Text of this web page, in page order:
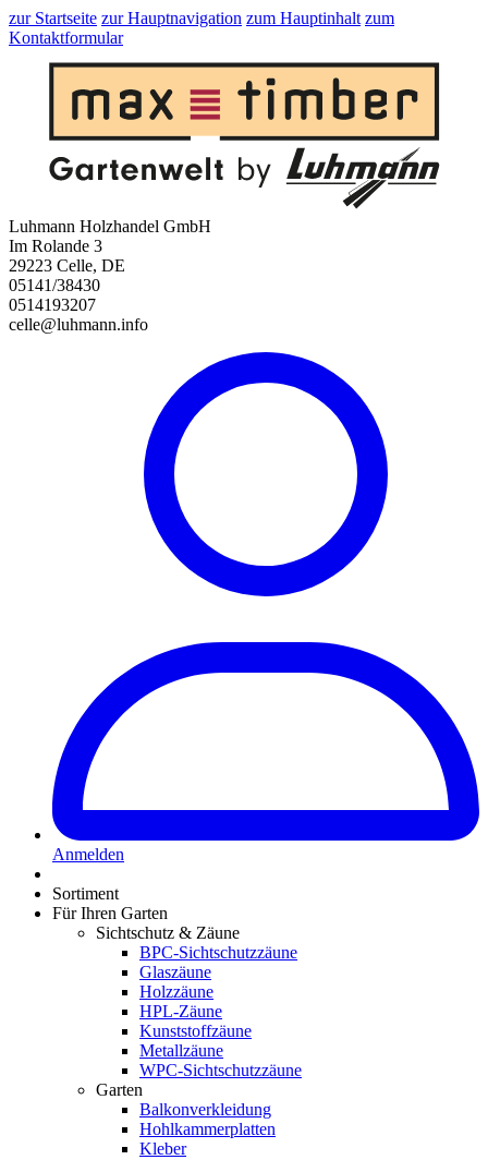
zur Startseite zur Hauptnavigation zum Hauptinhalt zum
Kontaktformular
Luhmann Holzhandel GmbH
Im Rolande 3
29223 Celle, DE
05141/38430
0514193207
celle@luhmann.info
Anmelden
Sortiment
Für Ihren Garten
Sichtschutz & Zäune
BPC-Sichtschutzzäune
Glaszäune
Holzzäune
HPL-Zäune
Kunststoffzäune
Metallzäune
WPC-Sichtschutzzäune
Garten
Balkonverkleidung
Hohlkammerplatten
Kleber